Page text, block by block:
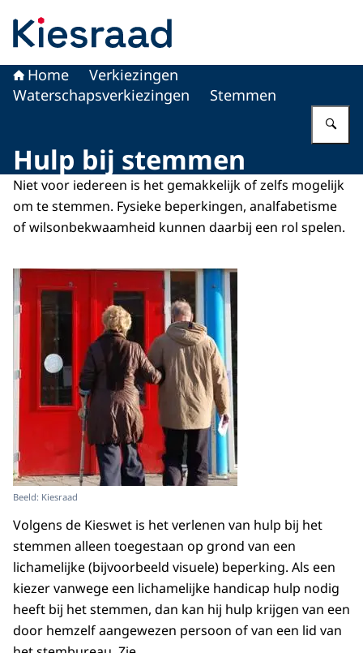
Home
Verkiezingen
Waterschapsverkiezingen
Stemmen
Hulp bij stemmen
Niet voor iedereen is het gemakkelijk of zelfs mogelijk
om te stemmen. Fysieke beperkingen, analfabetisme
of wilsonbekwaamheid kunnen daarbij een rol spelen.
Beeld: Kiesraad
Volgens de Kieswet is het verlenen van hulp bij het
stemmen alleen toegestaan op grond van een
lichamelijke (bijvoorbeeld visuele) beperking. Als een
kiezer vanwege een lichamelijke handicap hulp nodig
heeft bij het stemmen, dan kan hij hulp krijgen van een
door hemzelf aangewezen persoon of van een lid van